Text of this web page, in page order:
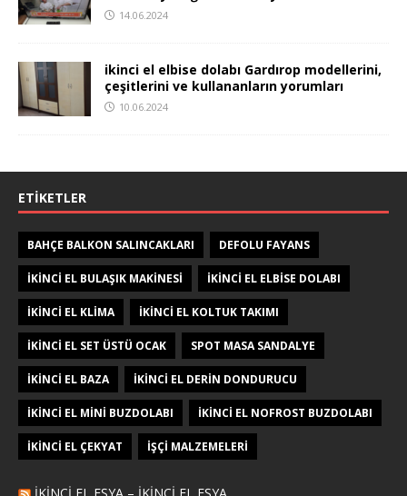
14.06.2024
ikinci el elbise dolabı Gardırop modellerini,
çeşitlerini ve kullananların yorumları
10.06.2024
ETIKETLER
BAHÇE BALKON SALINCAKLARI DEFOLU FAYANS
IKINCI EL BULAŞIK MAKINESI IKINCI EL ELBISE DOLABI
IKINCI EL KLIMA IKINCI EL KOLTUK TAKIMI
IKINCI EL SET ÜSTÜ OCAK SPOT MASA SANDALYE
İKINCI EL BAZA İKINCI EL DERIN DONDURUCU
İKINCI EL MINI BUZDOLABI İKINCI EL NOFROST BUZDOLABI
İKINCI EL ÇEKYAT İŞÇI MALZEMELERI